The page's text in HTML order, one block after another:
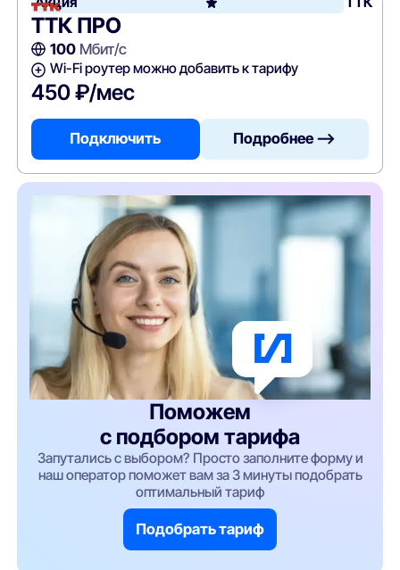
ТТК ПРО
100Мбит/с
Wi-Fi роутер можно добавить к тарифу
450 ₽/мес
Подключить Подробнее —>
Поможем
с подбором тарифа
Запутались с выбором? Просто заполните форму и
наш оператор поможет вам за 3 минуты подобрать
оптимальный тариф
Подобрать тариф